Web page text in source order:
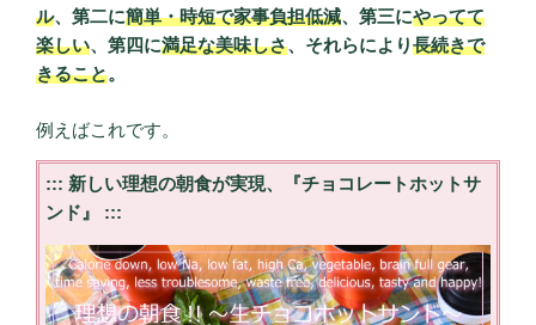
ル、第二に簡単・時短で家事負担低減、第三にやってて
楽しい、第四に満足な美味しさ、それらにより長続きで
きること。
例えばこれです。
::: 新しい理想の朝食が実現、『チョコレートホットサ
ンド』 :::